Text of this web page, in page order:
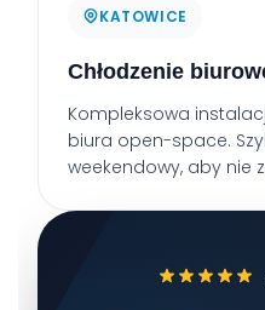
KATOWICE
Chłodzenie
Kompleksowa
biura open-space.
weekendowy, aby nie